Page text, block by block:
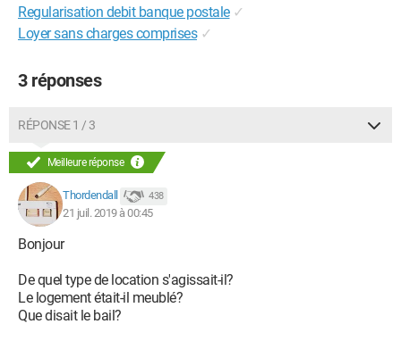
Regularisation debit banque postale ✓
Loyer sans charges comprises ✓
3 réponses
RÉPONSE 1 / 3
Meilleure réponse
Thordendall 438
21 juil. 2019 à 00:45
Bonjour
De quel type de location s'agissait-il?
Le logement était-il meublé?
Que disait le bail?